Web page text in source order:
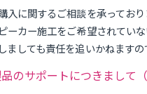
入に関するご相談を承ってお
ーカー施工をご希望されてい
ましても責任を追いかねますの
のサポートにつきまして（